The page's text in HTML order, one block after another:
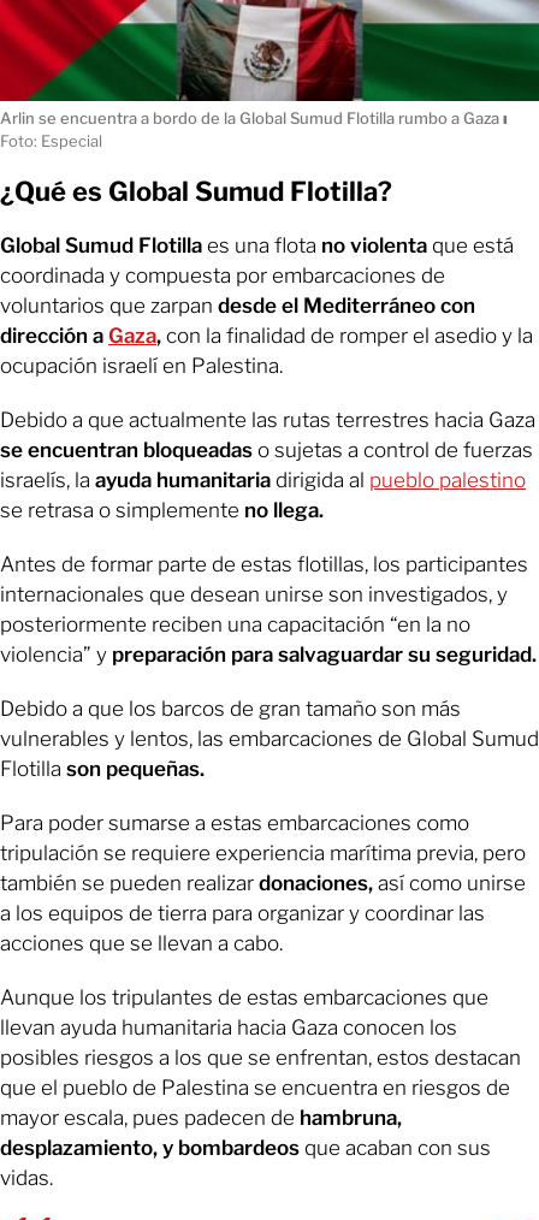
Arlin se encuentra a bordo de la Global Sumud Flotilla rumbo a Gazaı
Foto: Especial
¿Qué es Global Sumud Flotilla?
Global Sumud Flotilla es una flota no violenta que está
coordinada y compuesta por embarcaciones de
voluntarios que zarpan desde el Mediterráneo con
dirección a Gaza, con la finalidad de romper el asedio y la
ocupación israelí en Palestina.
Debido a que actualmente las rutas terrestres hacia Gaza
se encuentran bloqueadas o sujetas a control de fuerzas
israelís, la ayuda humanitaria dirigida al pueblo palestino
se retrasa o simplemente no llega.
Antes de formar parte de estas flotillas, los participantes
internacionales que desean unirse son investigados, y
posteriormente reciben una capacitación “en la no
violencia” y preparación para salvaguardar su seguridad.
Debido a que los barcos de gran tamaño son más
vulnerables y lentos, las embarcaciones de Global Sumud
Flotilla son pequeñas.
Para poder sumarse a estas embarcaciones como
tripulación se requiere experiencia marítima previa, pero
también se pueden realizar donaciones, así como unirse
a los equipos de tierra para organizar y coordinar las
acciones que se llevan a cabo.
Aunque los tripulantes de estas embarcaciones que
llevan ayuda humanitaria hacia Gaza conocen los
posibles riesgos a los que se enfrentan, estos destacan
que el pueblo de Palestina se encuentra en riesgos de
mayor escala, pues padecen de hambruna,
desplazamiento, y bombardeos que acaban con sus
vidas.